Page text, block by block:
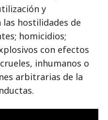
y
hostilidades de
homicidios;
con efectos
inhumanos o
arbitrarias de la